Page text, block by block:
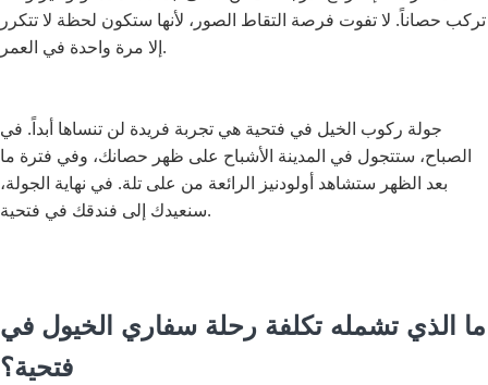
تركب حصاناً. لا تفوت فرصة التقاط الصور، لأنها ستكون لحظة لا تتكرر
إلا مرة واحدة في العمر.
جولة ركوب الخيل في فتحية هي تجربة فريدة لن تنساها أبداً. في
الصباح، ستتجول في المدينة الأشباح على ظهر حصانك، وفي فترة ما
بعد الظهر ستشاهد أولودنيز الرائعة من على تلة. في نهاية الجولة،
سنعيدك إلى فندقك في فتحية.
ما الذي تشمله تكلفة رحلة سفاري الخيول في
فتحية؟